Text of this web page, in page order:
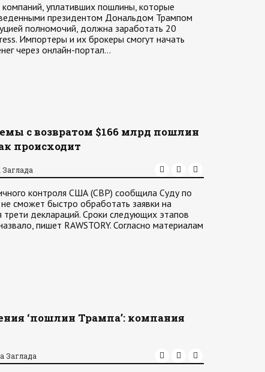
уплативших пошлины, которые
президентом Дональдом Трампом
полномочий, должна заработать 20
Импортеры и их брокеры смогут начать
через онлайн-портал…
с возвратом $166 млрд пошлин
происходит
контроля США (CBP) сообщила Суду по
сможет быстро обработать заявки на
деклараций. Сроки следующих этапов
пишет RAWSTORY. Согласно материалам
‘пошлин Трампа’: компания
Заглада